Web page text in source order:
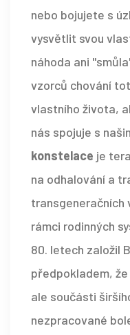
nebo bojujete s
vysvětlit svou
náhoda ani
vzorců chování
vlastního života,
nás spojuje s
konstelace je
na odhalování a
transgeneračních
rámci rodinných
80. letech založil
předpokladem,
ale součásti
nezpracované